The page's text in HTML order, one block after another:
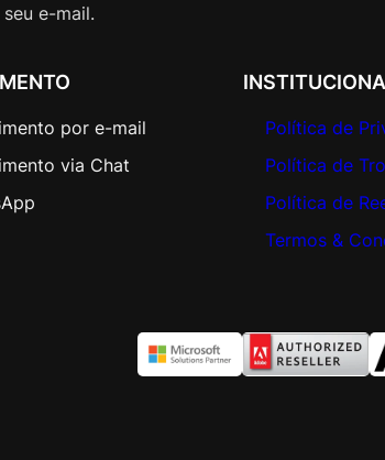
e-mail.
por e-mail
via Chat
Política de
Política de
Política de
Termos &